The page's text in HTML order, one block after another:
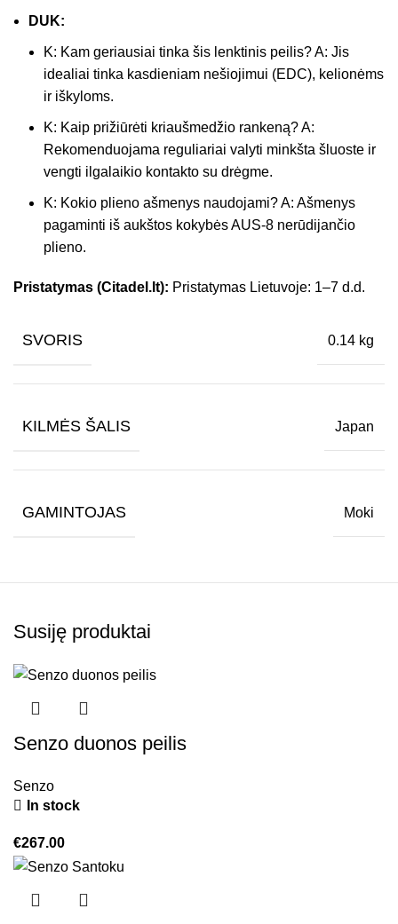
DUK:
K: Kam geriausiai tinka šis lenktinis peilis? A: Jis
idealiai tinka kasdieniam nešiojimui (EDC), kelionėms
ir iškyloms.
K: Kaip prižiūrėti kriaušmedžio rankeną? A:
Rekomenduojama reguliariai valyti minkšta šluoste ir
vengti ilgalaikio kontakto su drėgme.
K: Kokio plieno ašmenys naudojami? A: Ašmenys
pagaminti iš aukštos kokybės AUS-8 nerūdijančio
plieno.
Pristatymas (Citadel.lt): Pristatymas Lietuvoje: 1–7 d.d.
SVORIS 0.14 kg
KILMĖS ŠALIS Japan
GAMINTOJAS Moki
Susiję produktai
Senzo duonos peilis
Senzo
In stock
€267.00